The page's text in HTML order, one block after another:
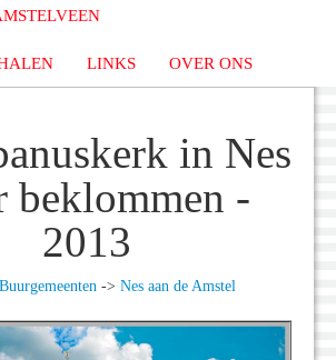
LINKS OVER ONS
in Nes
beklommen -
2013
Buurgemeenten -> Nes aan de Amstel